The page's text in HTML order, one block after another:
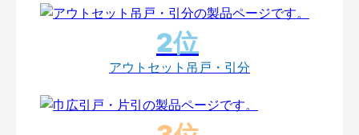
アウトセット吊戸・引分